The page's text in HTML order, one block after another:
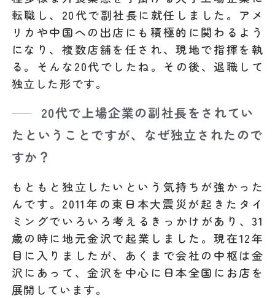
転職し、20代で副社長に就任しました。アメ
リカや中国への出店にも積極的に関わるよう
になり、複数店舗を任され、現地で指揮を執
る。そんな20代でしたね。その後、退職して
独立した形です。
20代で上場企業の副社長をされてい
たということですが、なぜ独立されたので
すか？
もともと独立したいという気持ちが強かった
んです。2011年の東日本大震災が起きたタイ
ミングでいろいろ考えるきっかけがあり、31
歳の時に地元金沢で起業しました。現在12年
目に入りましたが、あくまで会社の中枢は金
沢にあって、金沢を中心に日本全国にお店を
展開しています。